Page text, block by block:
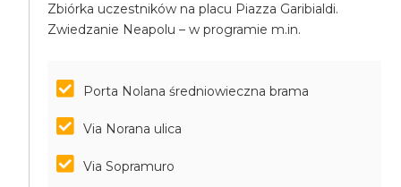
Zbiórka uczestników na placu Piazza Garibialdi.
Zwiedzanie Neapolu – w programie m.in.
Porta Nolana średniowieczna brama
Via Norana ulica
Via Sopramuro